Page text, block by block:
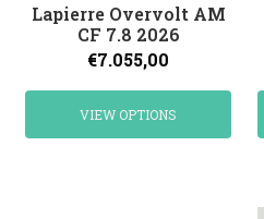
Lapierre Overvolt AM
CF 7.8 2026
€7.055,00
VIEW OPTIONS